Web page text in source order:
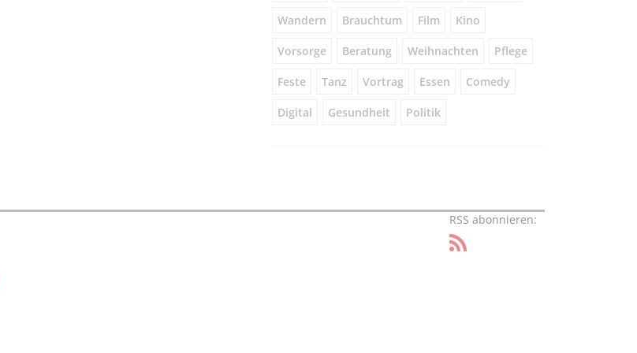
Wandern Brauchtum Film Kino
Vorsorge Beratung Weihnachten Pflege
Feste Tanz Vortrag Essen Comedy
Digital Gesundheit Politik
RSS abonnieren: